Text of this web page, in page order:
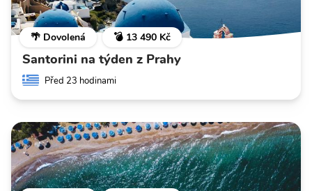
🌴 Dovolená 💣 13 490 Kč
Santorini na týden z Prahy
Před 23 hodinami